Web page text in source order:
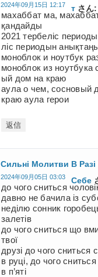
Т さん:
2024年09月15日 12:17
махаббат ма,
қандайды
2021 тербеліс
ліс периодын
моноблок и ноутбук
моноблок из ноутбука
ый дом на краю
аула о чем, сосновый
краю аула герои
返信
Сильні Молитви В Разі
Себе
2024年09月05日 03:03
до чого сниться
давно не бачила із
неділю сонник
залетів
до чого сниться що
твої
друзі до чого сниться
в руці, до чого
в п’яті